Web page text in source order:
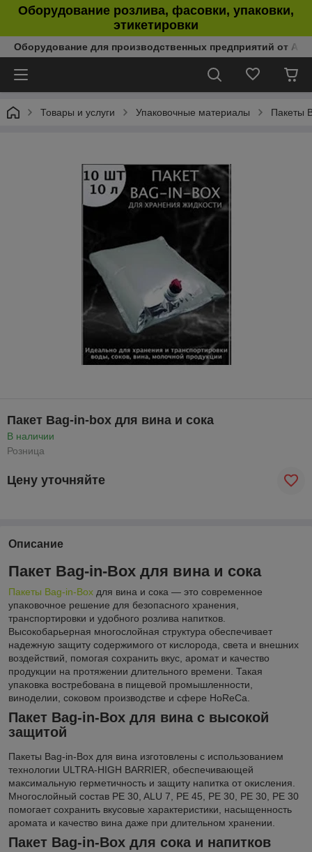
Оборудование розлива, фасовки, упаковки,
этикетировки
Оборудование для производственных предприятий от
Товары и услуги Упаковочные материалы Пакеты
Пакет Bag-in-box для вина и сока
В наличии
Розница
Цену уточняйте
Описание
Пакет Bag-in-Box для вина и сока
Пакеты Bag-in-Box для вина и сока — это современное
упаковочное решение для безопасного хранения,
транспортировки и удобного розлива напитков.
Высокобарьерная многослойная структура обеспечивает
надежную защиту содержимого от кислорода, света и внешних
воздействий, помогая сохранить вкус, аромат и качество
продукции на протяжении длительного времени. Такая
упаковка востребована в пищевой промышленности,
виноделии, соковом производстве и сфере HoReCa.
Пакет Bag-in-Box для вина с высокой
защитой
Пакеты Bag-in-Box для вина изготовлены с использованием
технологии ULTRA-HIGH BARRIER, обеспечивающей
максимальную герметичность и защиту напитка от окисления.
Многослойный состав PE 30, ALU 7, PE 45, PE 30, PE 30, PE 30
помогает сохранить вкусовые характеристики, насыщенность
аромата и качество вина даже при длительном хранении.
Пакет Bag-in-Box для сока и напитков